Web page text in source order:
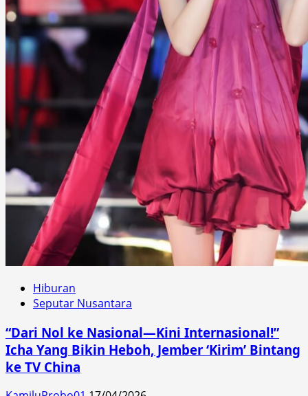
Hiburan
Seputar Nusantara
“Dari Nol ke Nasional—Kini Internasional!”
Icha Yang Bikin Heboh, Jember ‘Kirim’ Bintang
ke TV China